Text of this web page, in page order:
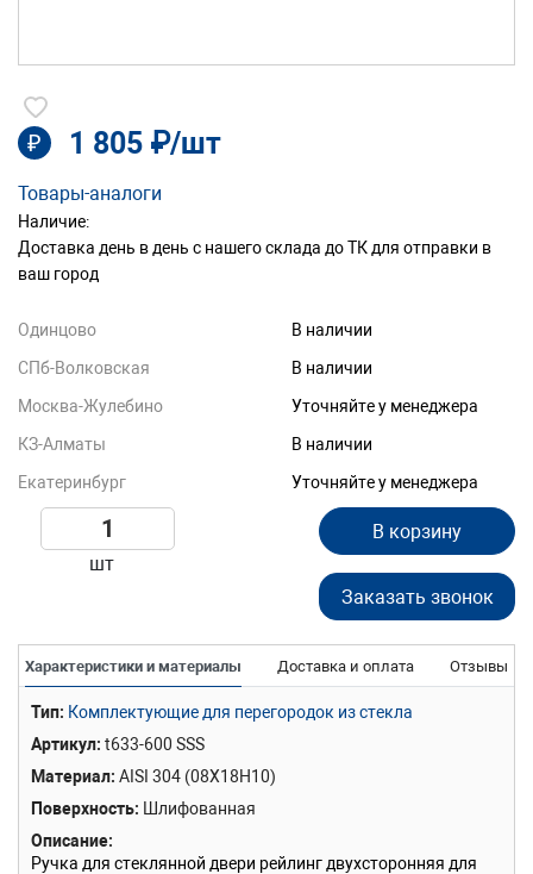
₽ 1 805 ₽/шт
Товары-аналоги
Наличие:
Доставка день в день с нашего склада до ТК для отправки в
ваш город
Одинцово
В наличии
СПб-Волковская
В наличии
Москва-Жулебино
Уточняйте у менеджера
КЗ-Алматы
В наличии
Екатеринбург
Уточняйте у менеджера
шт
В корзину
Заказать звонок
Характеристики и материалы Доставка и оплата Отзывы
Тип Комплектующие для перегородок из стекла
Артикул t633-600 SSS
Материал AISI 304 (08Х18Н10)
Поверхность
Шлифованная
Описание
Ручка для стеклянной двери рейлинг двухсторонняя для